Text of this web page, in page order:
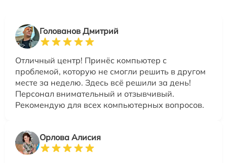
Голованов Дмитрий
Отличный центр! Принёс компьютер с
проблемой, которую не смогли решить в другом
месте за неделю. Здесь всё решили за день!
Персонал внимательный и отзывчивый.
Рекомендую для всех компьютерных вопросов.
Орлова Алисия